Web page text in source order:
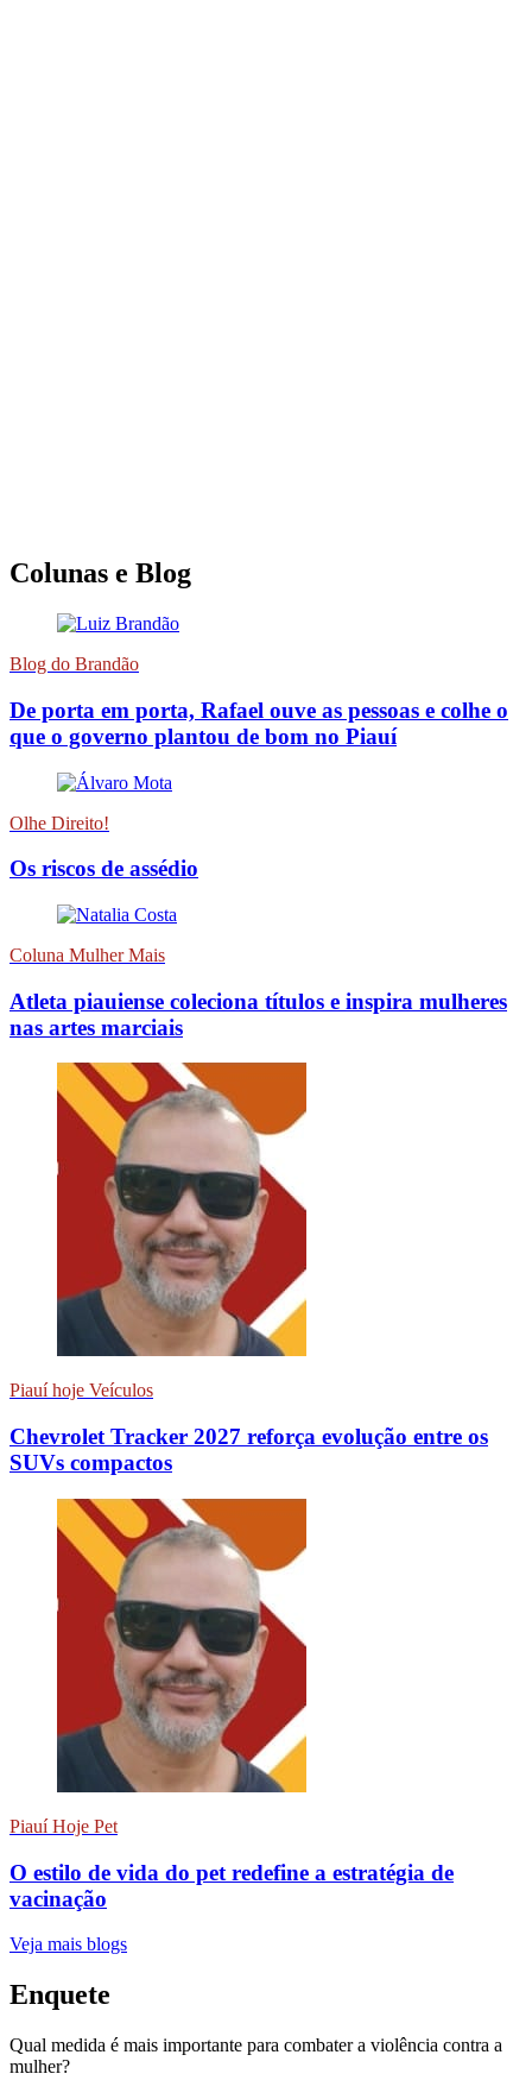
Colunas e Blog
Blog do Brandão
De porta em porta, Rafael ouve as pessoas e colhe o
que o governo plantou de bom no Piauí
Olhe Direito!
Os riscos de assédio
Coluna Mulher Mais
Atleta piauiense coleciona títulos e inspira mulheres
nas artes marciais
Piauí hoje Veículos
Chevrolet Tracker 2027 reforça evolução entre os
SUVs compactos
Piauí Hoje Pet
O estilo de vida do pet redefine a estratégia de
vacinação
Veja mais blogs
Enquete
Qual medida é mais importante para combater a violência contra a
mulher?